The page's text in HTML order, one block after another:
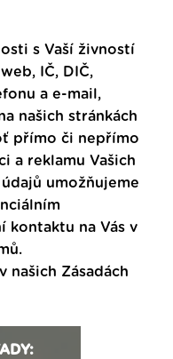
s Vaší živností
IČ, DIČ,
a e-mail,
našich stránkách
přímo či nepřímo
a reklamu Vašich
umožňujeme
kontaktu na Vás v
našich Zásadách